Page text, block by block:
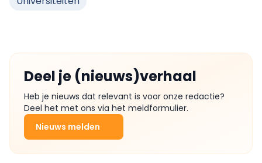
Deel je (nieuws)verhaal
Heb je nieuws dat relevant is voor onze redactie?
Deel het met ons via het meldformulier.
Nieuws melden